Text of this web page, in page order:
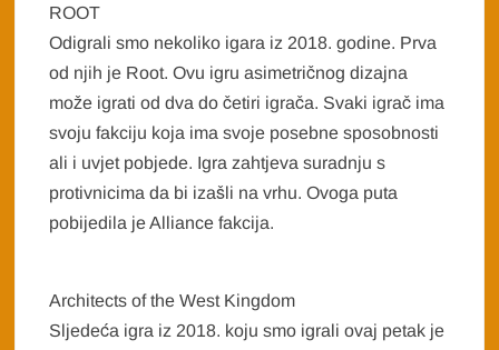
ROOT
Odigrali smo nekoliko igara iz 2018. godine. Prva
od njih je Root. Ovu igru asimetričnog dizajna
može igrati od dva do četiri igrača. Svaki igrač ima
svoju fakciju koja ima svoje posebne sposobnosti
ali i uvjet pobjede. Igra zahtjeva suradnju s
protivnicima da bi izašli na vrhu. Ovoga puta
pobijedila je Alliance fakcija.
Architects of the West Kingdom
Sljedeća igra iz 2018. koju smo igrali ovaj petak je